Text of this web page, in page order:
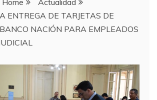
Home
Actualidad
ENTREGA DE TARJETAS DE
NACIÓN PARA EMPLEADOS